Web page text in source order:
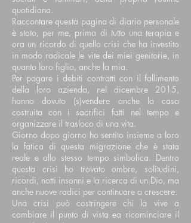
quotidiana.
Raccontare questa pagina di diario personale
è stato, per me, prima di tutto una terapia e
ora un ricordo di quella crisi che ha investito
in modo radicale le vite dei miei genitorie, in
quanto loro figlia, anche la mia.
Per pagare i debiti contratti con il fallimento
della loro azienda, nel dicembre 2015,
hanno dovuto (s)vendere anche la casa
costruita con i sacrifici fatti nel tempo e
organizzare il trasloco di una vita.
Giorno dopo giorno ho sentito insieme a loro
la fatica di questa migrazione che è stata
reale e allo stesso tempo simbolica. Dentro
questa crisi ho trovato ombre, solitudini,
ricordi, notti insonni e la ricerca di un Dio, ma
anche nuove radici per continuare a crescere.
Una crisi può costringere chi la vive a
cambiare il punto di vista ea ricominciare il